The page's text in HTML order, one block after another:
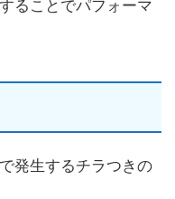
発生するチラつきの